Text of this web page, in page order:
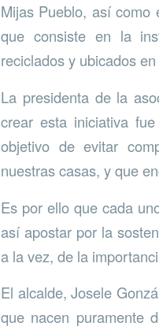
Mijas Pueblo, así como
que consiste en la
reciclados y ubicados
La presidenta de la
crear esta iniciativa
objetivo de evitar
nuestras casas, y que
Es por ello que cada
así apostar por la
a la vez, de la
El alcalde, Josele
que nacen puramente